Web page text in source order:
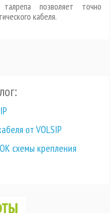
позволяет точно
кабеля.
от VOLSIP
схемы крепления